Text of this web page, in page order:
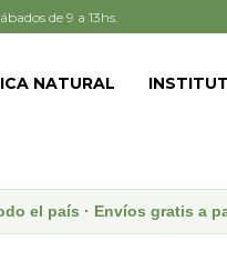
NATURAL
de 9 a 13hs.
el país · Envíos gratis a